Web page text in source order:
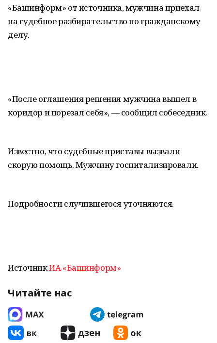
«Башинформ» от источника, мужчина приехал
на судебное разбирательство по гражданскому
делу.
«После оглашения решения мужчина вышел в
коридор и порезал себя», — сообщил собеседник.
Известно, что судебные приставы вызвали
скорую помощь. Мужчину госпитализировали.
Подробности случившегося уточняются.
ИсточникИА «Башинформ»
Читайте нас